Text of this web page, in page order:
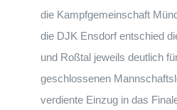
die Kampfgemeinschaft
die DJK Ensdorf entschied
und Roßtal jeweils deutlich
geschlossenen
verdiente Einzug in das